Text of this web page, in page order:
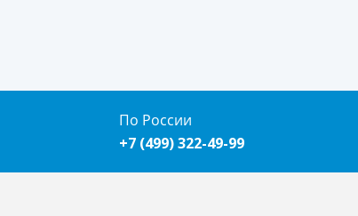
По России
+7 (499) 322-49-99